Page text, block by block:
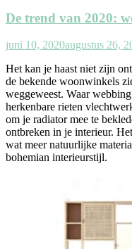
De trend van 2020:
juni 10, 2020augustus 26,
Het kan je haast niet zijn
de bekende woonwinkels
weggeweest. Waar
herkenbare rieten
om je radiator mee te
ontbreken in je interieur.
wat meer natuurlijke
bohemian interieurstijl.